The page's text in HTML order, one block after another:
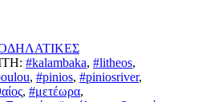
#kalambaka, #litheos,
, #pinios, #piniosriver,
, #μετέωρα,